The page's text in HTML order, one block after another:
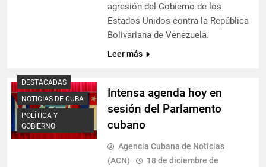
agresión del Gobierno de los
Estados Unidos contra la República
Bolivariana de Venezuela.
Leer más
DESTACADAS
NOTICIAS DE CUBA
POLÍTICA Y
GOBIERNO
Intensa agenda hoy en
sesión del Parlamento
cubano
Agencia Cubana de Noticias
(ACN)
18 de diciembre de